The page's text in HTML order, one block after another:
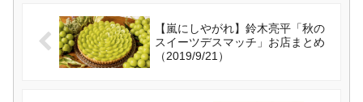
【嵐にしやがれ】鈴木亮平「秋の
スイーツデスマッチ」お店まとめ
（2019/9/21）